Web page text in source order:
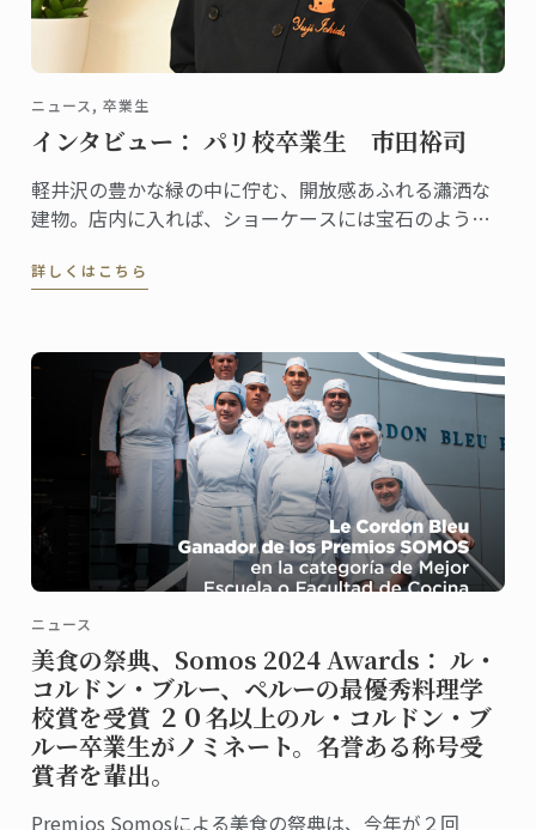
ニュース, 卒業生
インタビュー： パリ校卒業生 市田裕司
軽井沢の豊かな緑の中に佇む、開放感あふれる瀟洒な
建物。店内に入れば、ショーケースには宝石のように
誘います。
詳しくはこちら
ニュース
美食の祭典、Somos 2024 Awards： ル・
コルドン・ブルー、ペルーの最優秀料理学
校賞を受賞 ２０名以上のル・コルドン・ブ
ルー卒業生がノミネート。名誉ある称号受
賞者を輩出。
Premios Somosによる美食の祭典は、今年が２回